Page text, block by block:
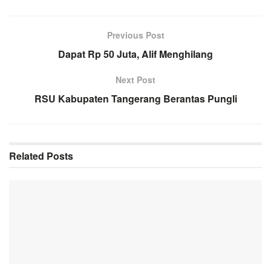
Previous Post
Dapat Rp 50 Juta, Alif Menghilang
Next Post
RSU Kabupaten Tangerang Berantas Pungli
Related Posts